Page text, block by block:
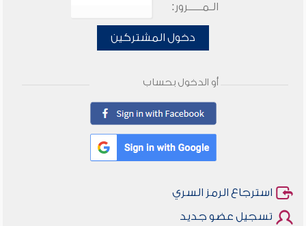
الـمـــــرور:
دخول المشتركين
أو الدخول بحساب
استرجاع الرمز السري
تسجيل عضو جديد